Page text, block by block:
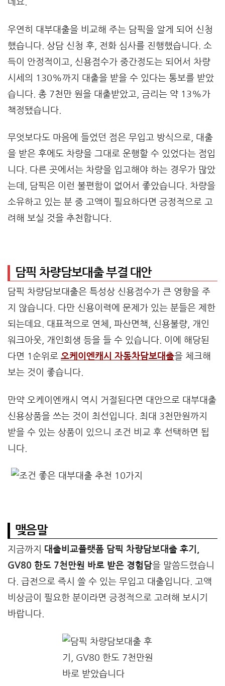
데요.
우연히 대부대출을 비교해 주는 담픽을 알게 되어 신청
했습니다. 상담 신청 후, 전화 심사를 진행했습니다. 소
득이 안정적이고, 신용점수가 중간정도는 되어서 차량
시세의 130%까지 대출을 받을 수 있다는 통보를 받았
습니다. 총 7천만 원을 대출받았고, 금리는 약 13%가
책정됐습니다.
무엇보다도 마음에 들었던 점은 무입고 방식으로, 대출
을 받은 후에도 차량을 그대로 운행할 수 있었다는 점입
니다. 다른 곳에서는 차량을 입고해야 하는 경우가 많았
는데, 담픽은 이런 불편함이 없어서 좋았습니다. 차량을
소유하고 있는 분 중 고액이 필요하다면 긍정적으로 고
려해 보실 것을 추천합니다.
담픽 차량담보대출 부결 대안
담픽 차량담보대출은 특성상 신용점수가 큰 영향을 주
지 않습니다. 다만 신용이력에 문제가 있는 분들은 제한
되는데요. 대표적으로 연체, 파산면책, 신용불량, 개인
워크아웃, 개인회생 등을 들 수 있습니다. 이에 해당된
다면 1순위로 오케이엔캐시 자동차담보대출을 체크해
보는 것이 좋습니다.
만약 오케이엔캐시 역시 거절된다면 대안으로 대부대출
신용상품을 쓰는 것이 최선입니다. 최대 3천만원까지
받을 수 있는 상품이 있으니 조건 비교 후 선택하면 됩
니다.
맺음말
지금까지 대출비교플랫폼 담픽 차량담보대출 후기,
GV80 한도 7천만원 바로 받은 경험담을 말씀드렸습니
다. 급전으로 즉시 쓸 수 있는 무입고 대출입니다. 고액
비상금이 필요한 분이라면 긍정적으로 고려해 보시기
바랍니다.